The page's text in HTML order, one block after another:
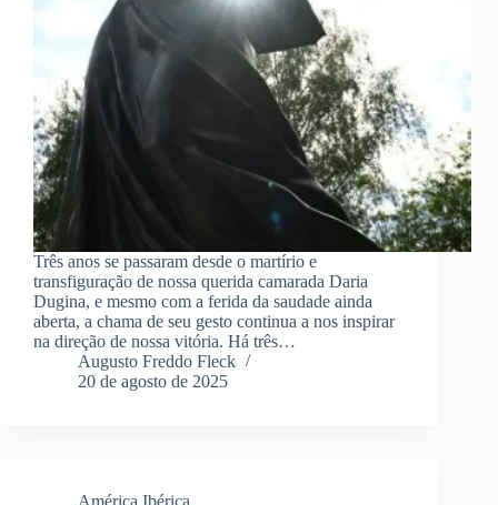
Três anos se passaram desde o martírio e
transfiguração de nossa querida camarada Daria
Dugina, e mesmo com a ferida da saudade ainda
aberta, a chama de seu gesto continua a nos inspirar
na direção de nossa vitória. Há três…
Augusto Freddo Fleck
20 de agosto de 2025